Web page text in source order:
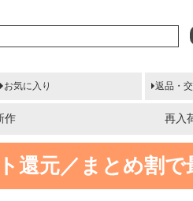
お気に入り 返品・
作 再入
還元／まとめ割で